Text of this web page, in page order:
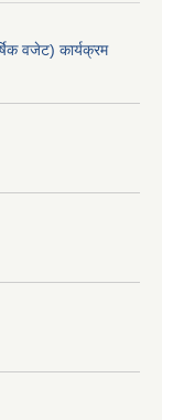
वजेट) कार्यक्रम